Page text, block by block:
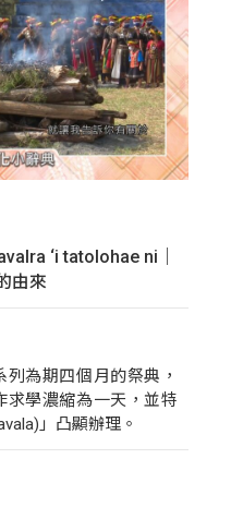
‘i tatolohae ni｜
由來
為期四個月的祭典，
求學濃縮為一天，並特
」凸顯辦理。